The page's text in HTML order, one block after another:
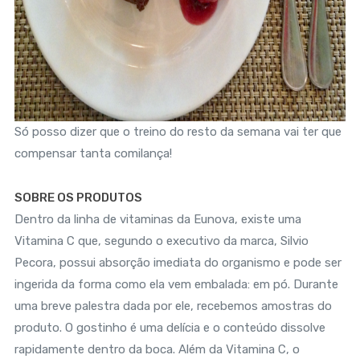
Só posso dizer que o treino do resto da semana vai ter que
compensar tanta comilança!
SOBRE OS PRODUTOS
Dentro da linha de vitaminas da Eunova, existe uma
Vitamina C que, segundo o executivo da marca, Silvio
Pecora, possui absorção imediata do organismo e pode ser
ingerida da forma como ela vem embalada: em pó. Durante
uma breve palestra dada por ele, recebemos amostras do
produto. O gostinho é uma delícia e o conteúdo dissolve
rapidamente dentro da boca. Além da Vitamina C, o